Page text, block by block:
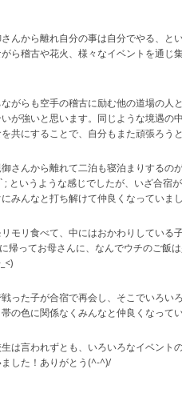
んから離れ自分の事は自分でやる、と
ら稽古や花火、様々なイベントを通じ
がらも空手の稽古に励む他の道場の人
が強いと思います。同じような境遇の
共にすることで、自分もまた頑張ろう
さんから離れて二泊も寝泊まりするの
; というような感じでしたが、いざ合宿
みんなと打ち解けて仲良くなっていま
モリ食べて、中にはおかわりしてい
帰ってお母さんに、なんでウチのご飯
った子が合宿で再会し、そこでいろい
の色に関係なくみんなと仲良くなって
は言われずとも、いろいろなイベント
した！ありがとう(^-^)/